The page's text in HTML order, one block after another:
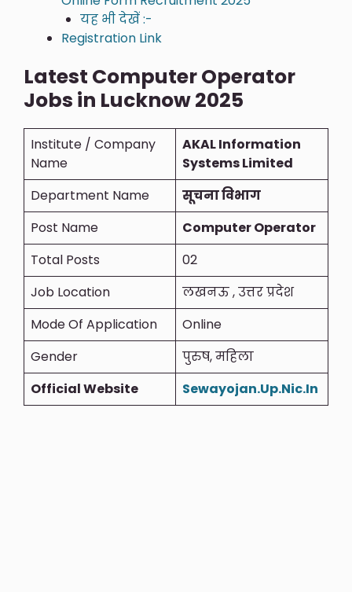
यह भी देखें :-
Registration Link
Latest Computer Operator
Jobs in Lucknow 2025
Institute / Company
Name
AKAL Information
Systems Limited
Department Name
सूचना विभाग
Post Name
Computer Operator
Total Posts
02
Job Location
लखनऊ , उत्तर प्रदेश
Mode Of Application
Online
Gender
पुरुष, महिला
Official Website
Sewayojan.Up.Nic.In